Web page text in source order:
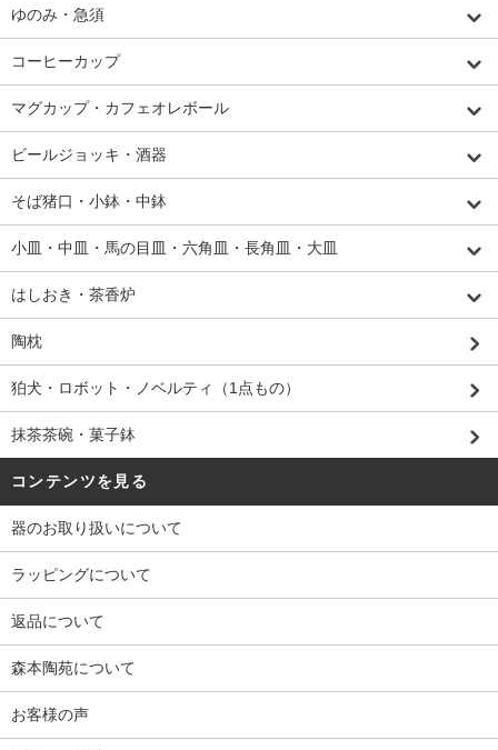
ゆのみ・急須
コーヒーカップ
マグカップ・カフェオレボール
ビールジョッキ・酒器
そば猪口・小鉢・中鉢
小皿・中皿・馬の目皿・六角皿・長角皿・大皿
はしおき・茶香炉
陶枕
狛犬・ロボット・ノベルティ（1点もの）
抹茶茶碗・菓子鉢
コンテンツを見る
器のお取り扱いについて
ラッピングについて
返品について
森本陶苑について
お客様の声